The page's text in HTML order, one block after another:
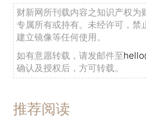
财新网所刊载内容之知识产权为
专属所有或持有。未经许可，禁
建立镜像等任何使用。
如有意愿转载，请发邮件至
确认及授权后，方可转载。
推荐阅读